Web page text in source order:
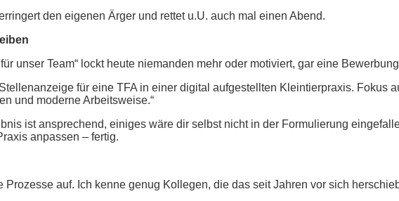
den eigenen Ärger und rettet u.U. auch mal einen Abend.
unser Team“ lockt heute niemanden mehr oder motiviert, gar eine
für eine TFA in einer digital aufgestellten Kleintierpraxis. Fokus
und moderne Arbeitsweise.“
ist ansprechend, einiges wäre dir selbst nicht in der Formulierung
anpassen – fertig.
Prozesse auf. Ich kenne genug Kollegen, die das seit Jahren vor sich